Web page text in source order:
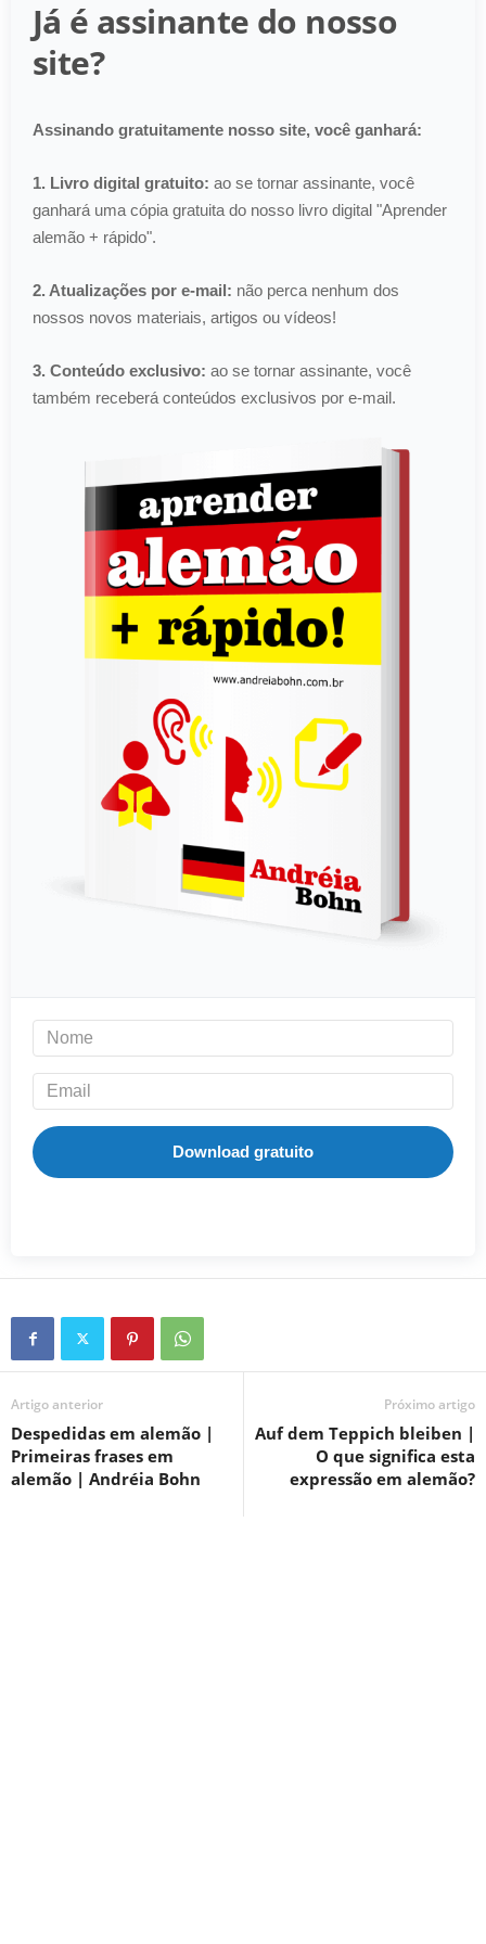
Já é assinante do nosso
site?
Assinando gratuitamente nosso site, você ganhará:
1. Livro digital gratuito: ao se tornar assinante, você
ganhará uma cópia gratuita do nosso livro digital "Aprender
alemão + rápido".
2. Atualizações por e-mail: não perca nenhum dos
nossos novos materiais, artigos ou vídeos!
3. Conteúdo exclusivo: ao se tornar assinante, você
também receberá conteúdos exclusivos por e-mail.
Download gratuito
Artigo anterior
Despedidas em alemão |
Primeiras frases em
alemão | Andréia Bohn
Próximo artigo
Auf dem Teppich bleiben |
O que significa esta
expressão em alemão?